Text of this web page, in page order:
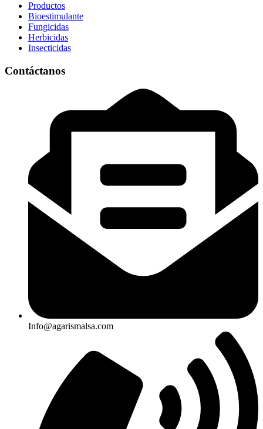
Productos
Bioestimulante
Fungicidas
Herbicidas
Insecticidas
Contáctanos
Info@agarismalsa.com